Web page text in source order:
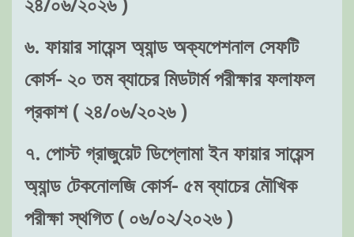
৬. ফায়ার সায়েন্স অ্যান্ড অক্যপেশনাল সেফটি
কোর্স- ২০ তম ব্যাচের মিডটার্ম পরীক্ষার ফলাফল
প্রকাশ ( ২৪/০৬/২০২৬ )
৭. পোস্ট গ্রাজুয়েট ডিপ্লোমা ইন ফায়ার সায়েন্স
অ্যান্ড টেকনোলজি কোর্স- ৫ম ব্যাচের মৌখিক
পরীক্ষা স্থগিত ( ০৬/০২/২০২৬ )